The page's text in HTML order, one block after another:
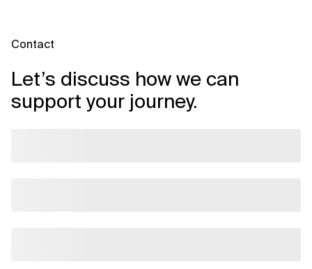
Contact
Let’s discuss how we can
support your journey.